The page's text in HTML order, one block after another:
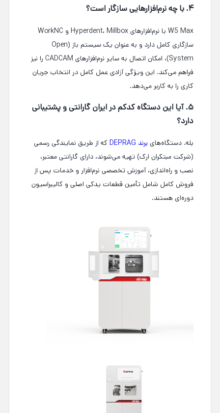
۴. با چه نرم‌افزارهایی سازگار است؟
W5 Max با نرم‌افزارهای Hyperdent، Millbox و WorkNC
سازگاری کامل دارد و به عنوان یک سیستم باز (Open
System)، امکان اتصال به سایر نرم‌افزارهای CADCAM را نیز
فراهم می‌کند. این ویژگی آزادی عمل کامل در انتخاب جریان
کاری را به کاربر می‌دهد.
۵. آیا این دستگاه کدکم در ایران گارانتی و پشتیبانی
دارد؟
بله. دستگاه‌های برند DEPRAG
که از طریق نمایندگی رسمی
(شرکت مبتکران ارک) تهیه می‌شوند، دارای گارانتی معتبر،
نصب و راه‌اندازی، آموزش تخصصی نرم‌افزار و خدمات پس از
فروش کامل شامل تأمین قطعات یدکی اصلی و کالیبراسیون
دوره‌ای هستند.